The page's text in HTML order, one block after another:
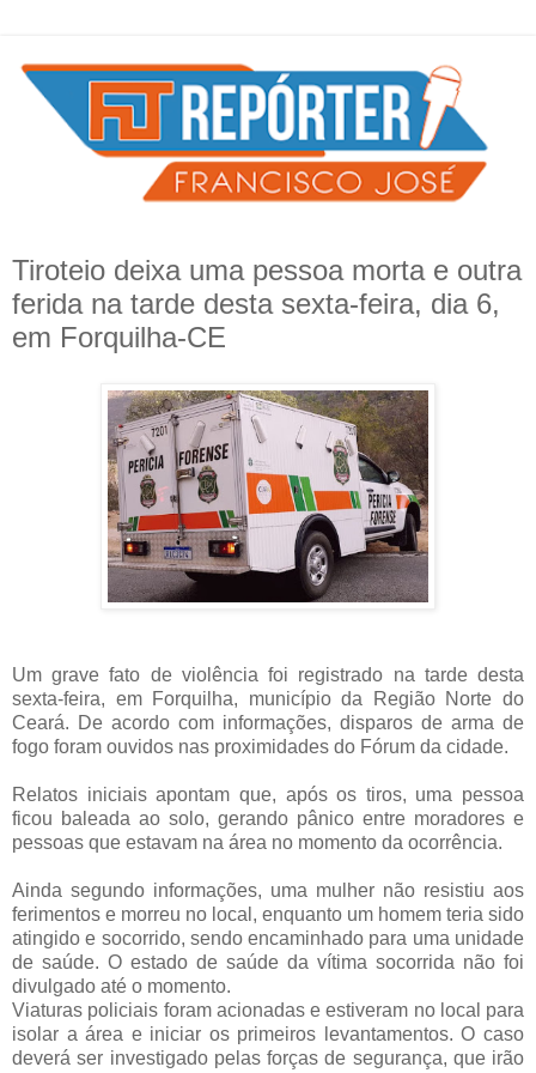
Tiroteio deixa uma pessoa morta e outra
ferida na tarde desta sexta-feira, dia 6,
em Forquilha-CE
Um grave fato de violência foi registrado na tarde desta
sexta-feira, em Forquilha, município da Região Norte do
Ceará. De acordo com informações, disparos de arma de
fogo foram ouvidos nas proximidades do Fórum da cidade.
Relatos iniciais apontam que, após os tiros, uma pessoa
ficou baleada ao solo, gerando pânico entre moradores e
pessoas que estavam na área no momento da ocorrência.
Ainda segundo informações, uma mulher não resistiu aos
ferimentos e morreu no local, enquanto um homem teria sido
atingido e socorrido, sendo encaminhado para uma unidade
de saúde. O estado de saúde da vítima socorrida não foi
divulgado até o momento.
Viaturas policiais foram acionadas e estiveram no local para
isolar a área e iniciar os primeiros levantamentos. O caso
deverá ser investigado pelas forças de segurança, que irão